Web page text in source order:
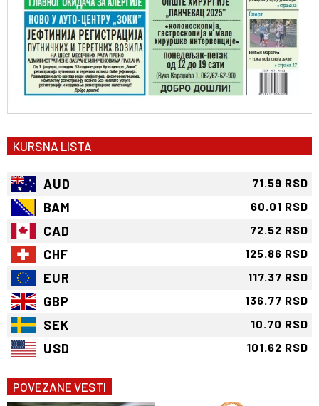
KURSNA LISTA
AUD 71.59 RSD
BAM 60.01 RSD
CAD 72.52 RSD
CHF 125.86 RSD
EUR 117.37 RSD
GBP 136.77 RSD
SEK 10.70 RSD
USD 101.62 RSD
POVEZANE VESTI